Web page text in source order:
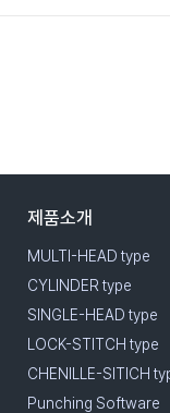
제품소개
MULTI-HEAD type
CYLINDER type
SINGLE-HEAD type
LOCK-STITCH type
CHENILLE-SITICH
Punching Software